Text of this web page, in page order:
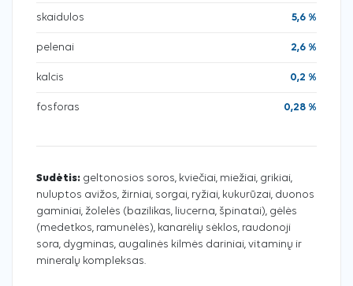
skaidulos 5,6 %
pelenai 2,6 %
kalcis 0,2 %
fosforas 0,28 %
Sudėtis: geltonosios soros, kviečiai, miežiai, grikiai,
nuluptos avižos, žirniai, sorgai, ryžiai, kukurūzai, duonos
gaminiai, žolelės (bazilikas, liucerna, špinatai), gėlės
(medetkos, ramunėlės), kanarėlių sėklos, raudonoji
sora, dygminas, augalinės kilmės dariniai, vitaminų ir
mineralų kompleksas.